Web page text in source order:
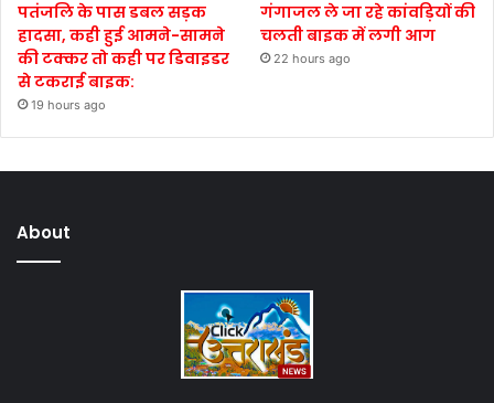
पतंजलि के पास डबल सड़क
हादसा, कही हुई आमने-सामने
की टक्कर तो कही पर डिवाइडर
से टकराई बाइक:
19 hours ago
गंगाजल ले जा रहे कांवड़ियों की
चलती बाइक में लगी आग
22 hours ago
About